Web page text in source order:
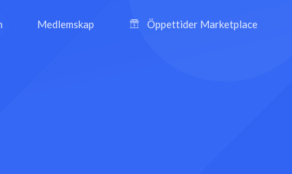
Medlemskap Öppettider Marketplace